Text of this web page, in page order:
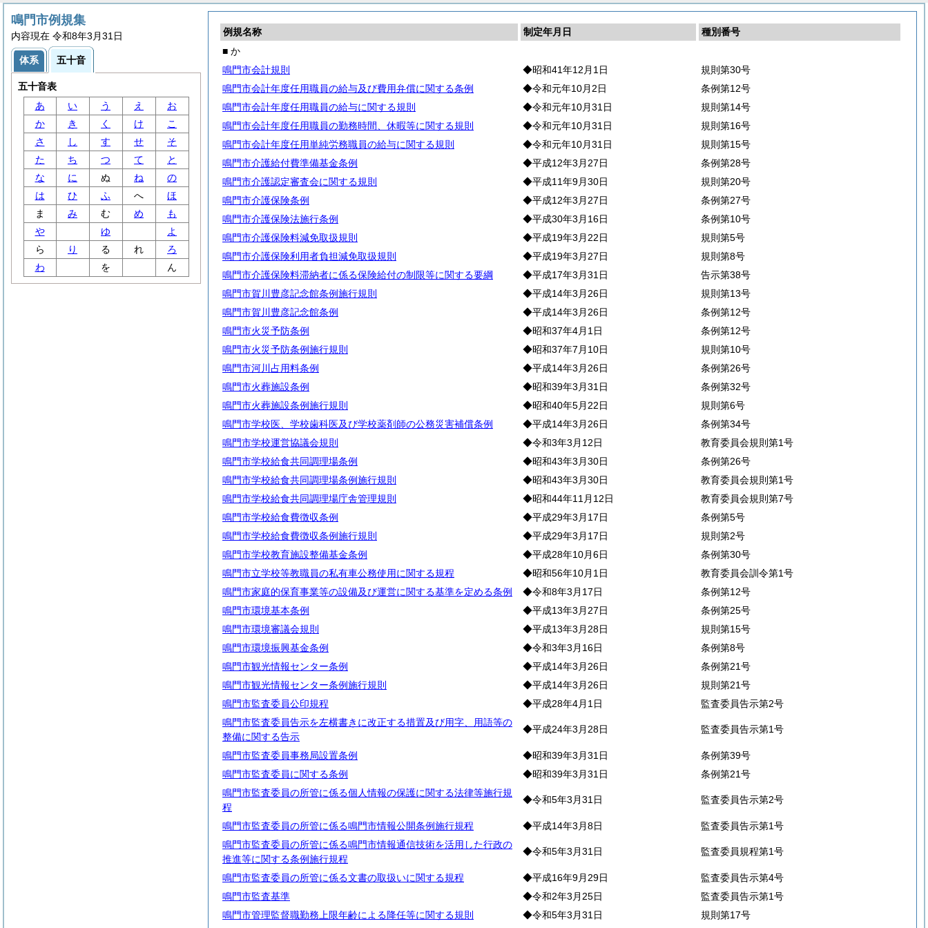
例規名称 制定年月日
種別番号
■ か
鳴門市会計規則
◆昭和41年12月1日
規則第30号
鳴門市会計年度任用職員の給与及び費用弁償に関する条例
◆令和元年10月2日
条例第12号
鳴門市会計年度任用職員の給与に関する規則
◆令和元年10月31日
規則第14号
鳴門市会計年度任用職員の勤務時間、休暇等に関する規則
◆令和元年10月31日
規則第16号
鳴門市会計年度任用単純労務職員の給与に関する規則
◆令和元年10月31日
規則第15号
鳴門市介護給付費準備基金条例
◆平成12年3月27日
条例第28号
鳴門市介護認定審査会に関する規則
◆平成11年9月30日
規則第20号
鳴門市介護保険条例
◆平成12年3月27日
条例第27号
鳴門市介護保険法施行条例
◆平成30年3月16日
条例第10号
鳴門市介護保険料減免取扱規則
◆平成19年3月22日
規則第5号
鳴門市介護保険利用者負担減免取扱規則
◆平成19年3月27日
規則第8号
鳴門市介護保険料滞納者に係る保険給付の制限等に関する要綱
◆平成17年3月31日
告示第38号
鳴門市賀川豊彦記念館条例施行規則
◆平成14年3月26日
規則第13号
鳴門市賀川豊彦記念館条例
◆平成14年3月26日
条例第12号
鳴門市火災予防条例
◆昭和37年4月1日
条例第12号
鳴門市火災予防条例施行規則
◆昭和37年7月10日
規則第10号
鳴門市河川占用料条例
◆平成14年3月26日
条例第26号
鳴門市火葬施設条例
◆昭和39年3月31日
条例第32号
鳴門市火葬施設条例施行規則
◆昭和40年5月22日
規則第6号
鳴門市学校医、学校歯科医及び学校薬剤師の公務災害補償条例
◆平成14年3月26日
条例第34号
鳴門市学校運営協議会規則
◆令和3年3月12日
教育委員会規則第1号
鳴門市学校給食共同調理場条例
◆昭和43年3月30日
条例第26号
鳴門市学校給食共同調理場条例施行規則
◆昭和43年3月30日
教育委員会規則第1号
鳴門市学校給食共同調理場庁舎管理規則
◆昭和44年11月12日
教育委員会規則第7号
鳴門市学校給食費徴収条例
◆平成29年3月17日
条例第5号
鳴門市学校給食費徴収条例施行規則
◆平成29年3月17日
規則第2号
鳴門市学校教育施設整備基金条例
◆平成28年10月6日
条例第30号
鳴門市立学校等教職員の私有車公務使用に関する規程
◆昭和56年10月1日
教育委員会訓令第1号
鳴門市家庭的保育事業等の設備及び運営に関する基準を定める条例
◆令和8年3月17日
条例第12号
鳴門市環境基本条例
◆平成13年3月27日
条例第25号
鳴門市環境審議会規則
◆平成13年3月28日
規則第15号
鳴門市環境振興基金条例
◆令和3年3月16日
条例第8号
鳴門市観光情報センター条例
◆平成14年3月26日
条例第21号
鳴門市観光情報センター条例施行規則
◆平成14年3月26日
規則第21号
鳴門市監査委員公印規程
◆平成28年4月1日
監査委員告示第2号
鳴門市監査委員告示を左横書きに改正する措置及び用字、用語等の
整備に関する告示
◆平成24年3月28日 監査委員告示第1号
鳴門市監査委員事務局設置条例 ◆昭和39年3月31日
条例第39号
鳴門市監査委員に関する条例
◆昭和39年3月31日
条例第21号
鳴門市監査委員の所管に係る個人情報の保護に関する法律等施行規
程
◆令和5年3月31日 監査委員告示第2号
鳴門市監査委員の所管に係る鳴門市情報公開条例施行規程 ◆平成14年3月8日
監査委員告示第1号
鳴門市監査委員の所管に係る鳴門市情報通信技術を活用した行政の
推進等に関する条例施行規程
◆令和5年3月31日 監査委員規程第1号
鳴門市監査委員の所管に係る文書の取扱いに関する規程 ◆平成16年9月29日
監査委員告示第4号
鳴門市監査基準
◆令和2年3月25日
監査委員告示第1号
鳴門市管理監督職勤務上限年齢による降任等に関する規則
◆令和5年3月31日 規則第17号
鳴門市例規集
内容現在 令和8年3月31日
体系 五十音
五十音表
あ
い う え
お
か
き く け
こ
さ
し す せ
そ
た
ち つ て
と
な
に ぬ ね
の
は
ひ ふ へ
ほ
ま
み む め
も
や
ゆ
よ
ら
り る れ
ろ
わ
を ん